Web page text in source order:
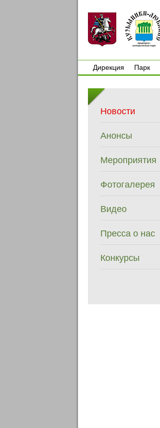
Дирекция
Парк
Новости
Анонсы
Мероприятия
Фотогалерея
Видео
Пресса о нас
Конкурсы